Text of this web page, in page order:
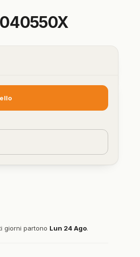
giorni partono Lun 24 Ago.